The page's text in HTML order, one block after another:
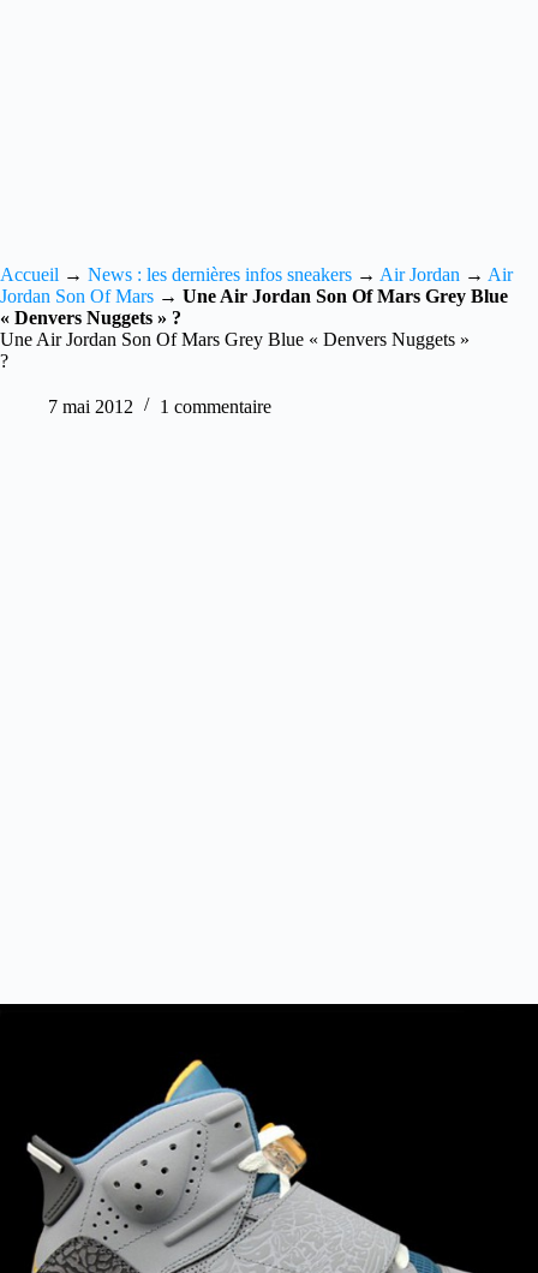
Accueil → News : les dernières infos sneakers → Air Jordan → Air
Jordan Son Of Mars → Une Air Jordan Son Of Mars Grey Blue
« Denvers Nuggets » ?
Une Air Jordan Son Of Mars Grey Blue « Denvers Nuggets »
?
7 mai 2012 1 commentaire